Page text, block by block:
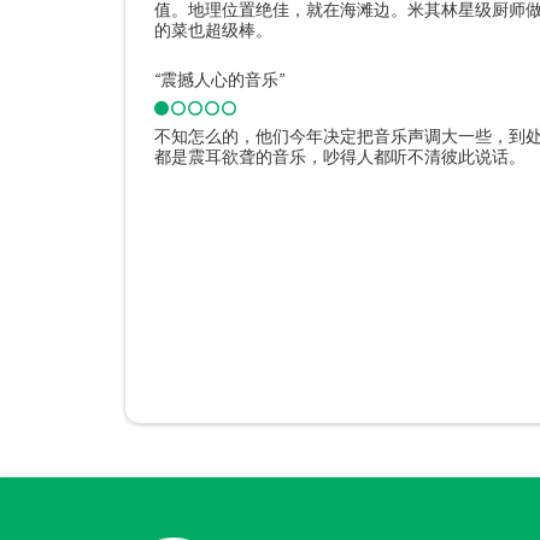
值。地理位置绝佳，就在海滩边。米其林星级厨师
的菜也超级棒。
“震撼人心的音乐”
不知怎么的，他们今年决定把音乐声调大一些，到
都是震耳欲聋的音乐，吵得人都听不清彼此说话。